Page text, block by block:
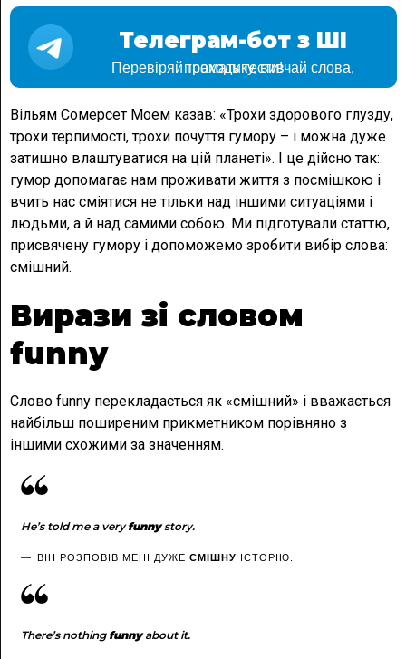
Телеграм-бот з ШІ
Перевіряй граматику, вивчай слова, проходь тести!
Вільям Сомерсет Моем казав: «Трохи здорового глузду,
трохи терпимості, трохи почуття гумору – і можна дуже
затишно влаштуватися на цій планеті». І це дійсно так:
гумор допомагає нам проживати життя з посмішкою і
вчить нас сміятися не тільки над іншими ситуаціями і
людьми, а й над самими собою. Ми підготували статтю,
присвячену гумору і допоможемо зробити вибір слова:
смішний.
Вирази зі словом
funny
Слово funny перекладається як «смішний» і вважається
найбільш поширеним прикметником порівняно з
іншими схожими за значенням.
He’s told me a veryfunnystory.
ВІН РОЗПОВІВ МЕНІ ДУЖЕ СМІШНУ ІСТОРІЮ.
There’s nothing funnyabout it.